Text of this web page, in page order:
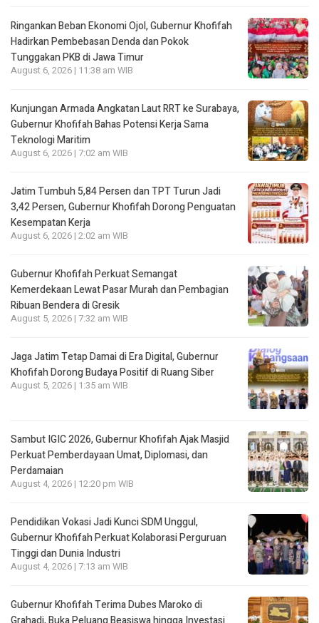
Ringankan Beban Ekonomi Ojol, Gubernur Khofifah
Hadirkan Pembebasan Denda dan Pokok
Tunggakan PKB di Jawa Timur
August 6, 2026 | 11:38 am WIB
Kunjungan Armada Angkatan Laut RRT ke Surabaya,
Gubernur Khofifah Bahas Potensi Kerja Sama
Teknologi Maritim
August 6, 2026 | 7:02 am WIB
Jatim Tumbuh 5,84 Persen dan TPT Turun Jadi
3,42 Persen, Gubernur Khofifah Dorong Penguatan
Kesempatan Kerja
August 6, 2026 | 2:02 am WIB
Gubernur Khofifah Perkuat Semangat
Kemerdekaan Lewat Pasar Murah dan Pembagian
Ribuan Bendera di Gresik
August 5, 2026 | 7:32 am WIB
Jaga Jatim Tetap Damai di Era Digital, Gubernur
Khofifah Dorong Budaya Positif di Ruang Siber
August 5, 2026 | 1:35 am WIB
Sambut IGIC 2026, Gubernur Khofifah Ajak Masjid
Perkuat Pemberdayaan Umat, Diplomasi, dan
Perdamaian
August 4, 2026 | 12:20 pm WIB
Pendidikan Vokasi Jadi Kunci SDM Unggul,
Gubernur Khofifah Perkuat Kolaborasi Perguruan
Tinggi dan Dunia Industri
August 4, 2026 | 7:13 am WIB
Gubernur Khofifah Terima Dubes Maroko di